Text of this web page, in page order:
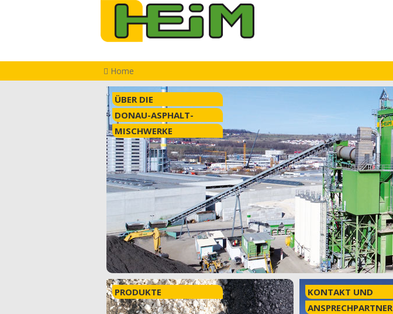
Home
ÜBER DIE
DONAU-ASPHALT-
MISCHWERKE
PRODUKTE
KONTAKT UND
ANSPRECHPARTNER